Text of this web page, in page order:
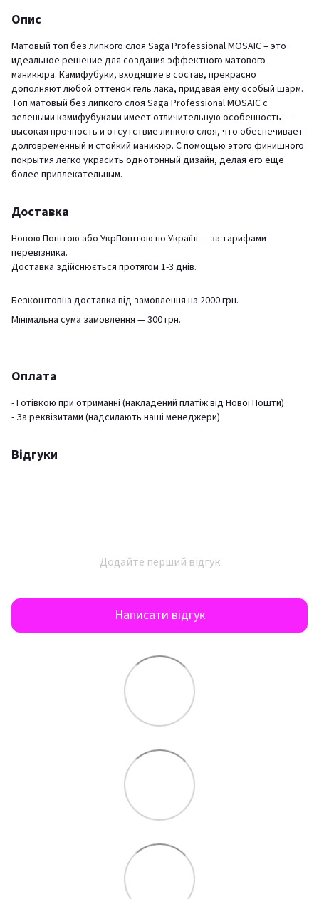
Опис
Матовый топ без липкого слоя Saga Professional MOSAIC – это
идеальное решение для создания эффектного матового
маникюра. Камифубуки, входящие в состав, прекрасно
дополняют любой оттенок гель лака, придавая ему особый шарм.
Топ матовый без липкого слоя Saga Professional MOSAIC с
зелеными камифубуками имеет отличительную особенность —
высокая прочность и отсутствие липкого слоя, что обеспечивает
долговременный и стойкий маникюр. С помощью этого финишного
покрытия легко украсить однотонный дизайн, делая его еще
более привлекательным.
Доставка
Новою Поштою або УкрПоштою по Україні — за тарифами
перевізника.
Доставка здійснюється протягом 1-3 днів.
Безкоштовна доставка від замовлення на 2000 грн.
Мінімальна сума замовлення — 300 грн.
Оплата
- Готівкою при отриманні (накладений платіж від Нової Пошти)
- За реквізитами (надсилають наші менеджери)
Відгуки
Додайте перший відгук
Написати відгук